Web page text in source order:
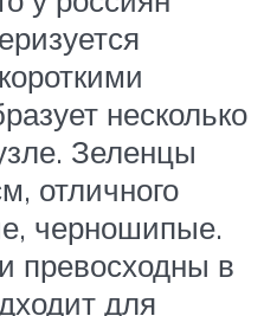
несколько
Зеленцы
отличного
черношипые.
превосходны в
для